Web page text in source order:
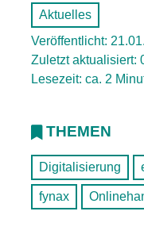
Aktuelles
Veröffentlicht:
Zuletzt aktualisiert:
Lesezeit: ca. 2
THEMEN
Digitalisierung
fynax